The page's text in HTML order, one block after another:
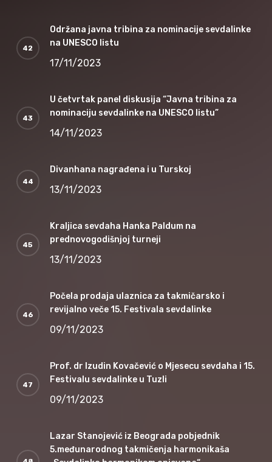
Održana javna tribina za nominacije sevdalinke
na UNESCO listu
17/11/2023
U četvrtak panel diskusija “Javna tribina za
nominaciju sevdalinke na UNESCO listu”
14/11/2023
Divanhana nagrađena i u Turskoj
13/11/2023
Kraljica sevdaha Hanka Paldum na
prednovogodišnjoj turneji
13/11/2023
Počela prodaja ulaznica za takmičarsko i
revijalno veče 15. Festivala sevdalinke
09/11/2023
Prof. dr Izudin Kovačević o Mjesecu sevdaha i 15.
Festivalu sevdalinke u Tuzli
09/11/2023
Lazar Stanojević iz Beograda pobjednik
5.međunarodnog takmičenja harmonikaša